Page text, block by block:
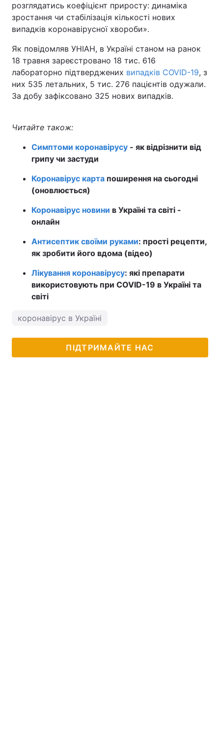
розглядатись коефіцієнт приросту: динаміка
зростання чи стабілізація кількості нових
випадків коронавірусної хвороби».
Як повідомляв УНІАН, в Україні станом на ранок
18 травня зареєстровано 18 тис. 616
лабораторно підтверджених випадків COVID-19, з
них 535 летальних, 5 тис. 276 пацієнтів одужали.
За добу зафіксовано 325 нових випадків.
Читайте також:
Симптоми коронавірусу - як відрізнити від
грипу чи застуди
Коронавірус карта поширення на сьогодні
(оновлюється)
Коронавірус новини в Україні та світі -
онлайн
Антисептик своїми руками: прості рецепти,
як зробити його вдома (відео)
Лікування коронавірусу: які препарати
використовують при COVID-19 в Україні та
світі
коронавірус в Україні
ПІДТРИМАЙТЕ НАС